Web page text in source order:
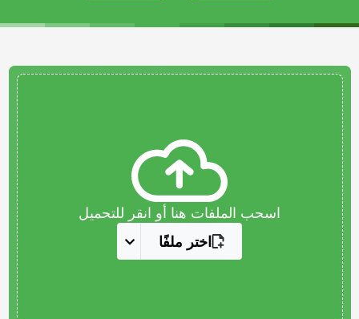
اسحب الملفات هنا أو انقر للتحميل
اختر ملفًا